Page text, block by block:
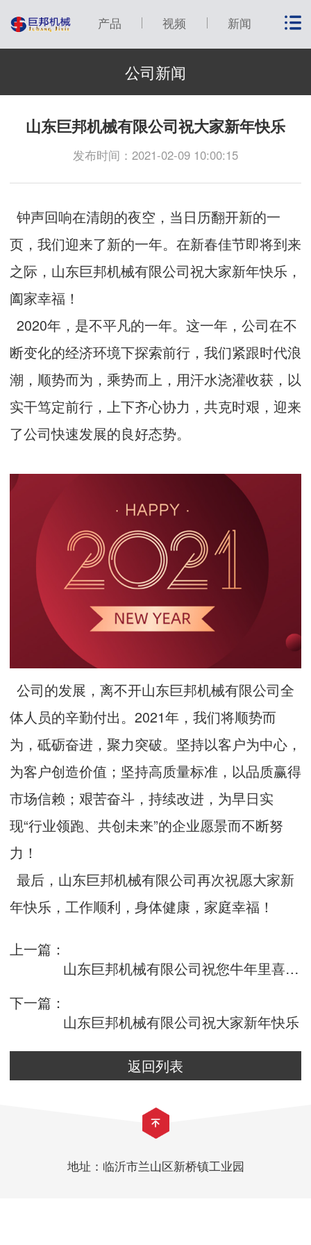
产品 视频 新闻
公司新闻
山东巨邦机械有限公司祝大家新年快乐
发布时间：2021-02-09 10:00:15
钟声回响在清朗的夜空，当日历翻开新的一
页，我们迎来了新的一年。在新春佳节即将到来
之际，山东巨邦机械有限公司祝大家新年快乐，
阖家幸福！
2020年，是不平凡的一年。这一年，公司在不
断变化的经济环境下探索前行，我们紧跟时代浪
潮，顺势而为，乘势而上，用汗水浇灌收获，以
实干笃定前行，上下齐心协力，共克时艰，迎来
了公司快速发展的良好态势。
公司的发展，离不开山东巨邦机械有限公司全
体人员的辛勤付出。2021年，我们将顺势而
为，砥砺奋进，聚力突破。坚持以客户为中心，
为客户创造价值；坚持高质量标准，以品质赢得
市场信赖；艰苦奋斗，持续改进，为早日实
现“行业领跑、共创未来”的企业愿景而不断努
力！
最后，山东巨邦机械有限公司再次祝愿大家新
年快乐，工作顺利，身体健康，家庭幸福！
上一篇：
山东巨邦机械有限公司祝您牛年里喜气洋洋、心
下一篇：
山东巨邦机械有限公司祝大家新年快乐
返回列表
地址：临沂市兰山区新桥镇工业园